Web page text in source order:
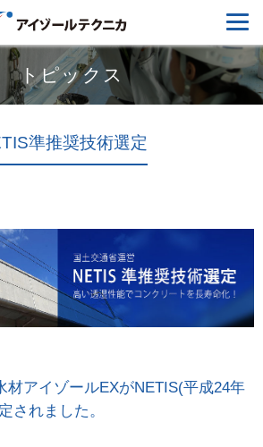
トピックス
準推奨技術選定
材アイゾールEXがNETIS(平成24年
されました。